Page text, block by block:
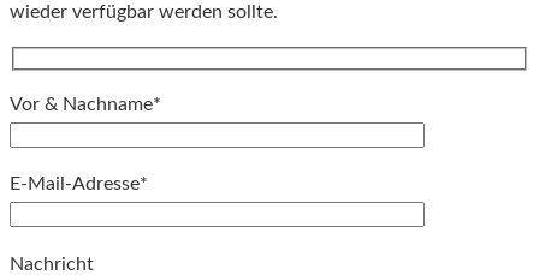
wieder verfügbar werden sollte.
Vor & Nachname*
E-Mail-Adresse*
Nachricht